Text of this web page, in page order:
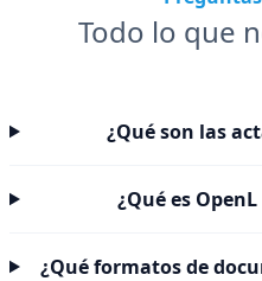
Todo lo que
¿Qué son las
¿Qué es
¿Qué formatos de